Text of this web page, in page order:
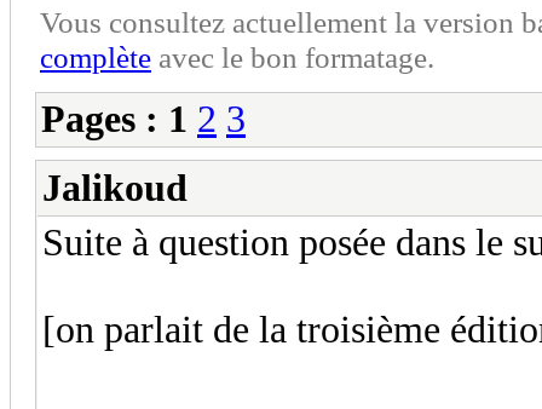
Vous consultez actuellement la version
complète avec le bon formatage.
Pages : 1 2 3
Jalikoud
Suite à question posée dans le
[on parlait de la troisième